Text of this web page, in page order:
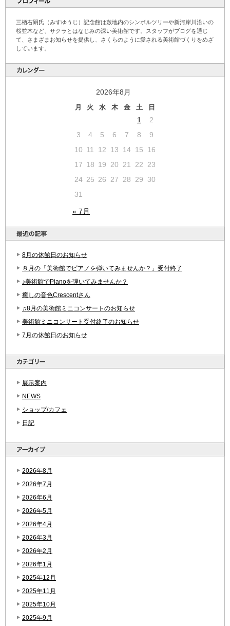
三栖右嗣氏（みすゆうじ）記念館は敷地内のシンボルツリーや新河岸川沿いの
桜並木など、サクラとはなじみの深い美術館です。スタッフがブログを通じ
て、さまざまお知らせを提供し、さくらのように愛される美術館づくりをめざ
しています。
2026年8月
月 火 水 木 金 土 日
« 7月
1
2
3
4 5 6 7 8
9
10 11 12 13 14 15
16
17 18 19 20 21 22
23
24 25 26 27 28 29
30
31
8月の休館日のお知らせ
８月の「美術館でピアノを弾いてみませんか？」受付終了
♪美術館でPianoを弾いてみませんか？
癒しの音色Crescentさん
♫8月の美術館ミニコンサートのお知らせ
美術館ミニコンサート受付終了のお知らせ
7月の休館日のお知らせ
展示案内
NEWS
ショップ/カフェ
日記
2026年8月
2026年7月
2026年6月
2026年5月
2026年4月
2026年3月
2026年2月
2026年1月
2025年12月
2025年11月
2025年10月
2025年9月